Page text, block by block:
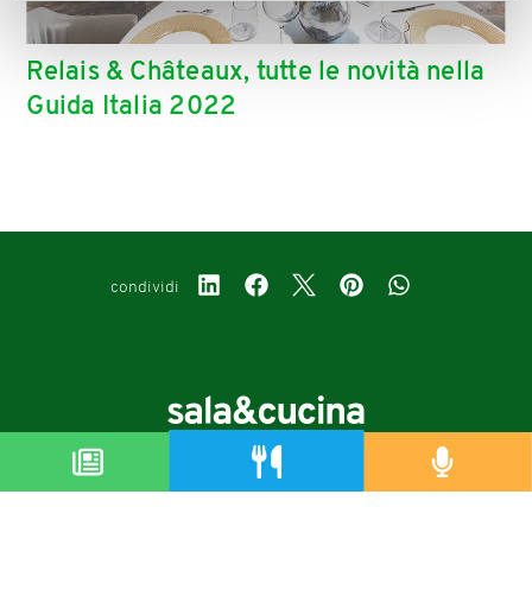
Relais & Châteaux, tutte le novità nella
Guida Italia 2022
condividi
Copyright © 2019-2026